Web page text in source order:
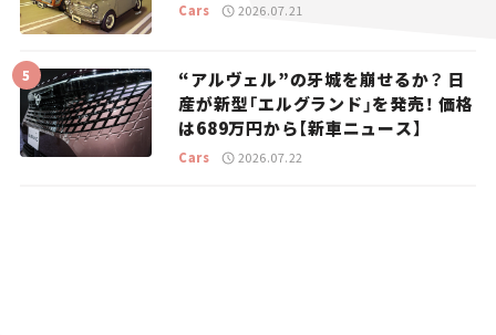
Cars 2026.07.21
“アルヴェル”の牙城を崩せるか？ 日
産が新型「エルグランド」を発売！ 価格
は689万円から【新車ニュース】
Cars 2026.07.22